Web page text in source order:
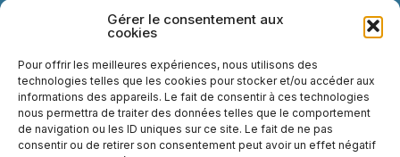
Gérer le consentement aux
cookies
Pour offrir les meilleures expériences, nous utilisons des
technologies telles que les cookies pour stocker et/ou accéder aux
informations des appareils. Le fait de consentir à ces technologies
nous permettra de traiter des données telles que le comportement
de navigation ou les ID uniques sur ce site. Le fait de ne pas
consentir ou de retirer son consentement peut avoir un effet négatif
Marketing Commercial & Evenementiel
Metisports
A propos
Actualités
Contact
FAQ
Mentions légales